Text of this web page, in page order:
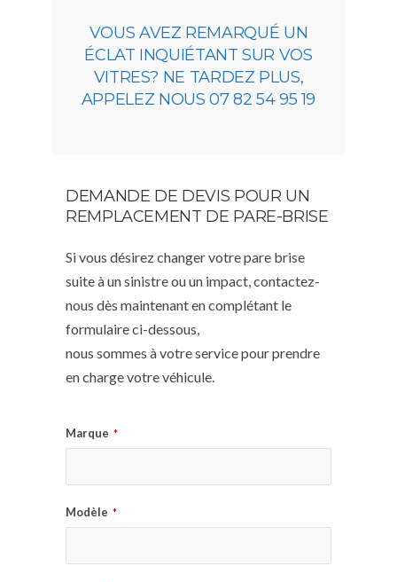
VOUS AVEZ REMARQUÉ UN
ÉCLAT INQUIÉTANT SUR VOS
VITRES? NE TARDEZ PLUS,
APPELEZ NOUS 07 82 54 95 19
DEMANDE DE DEVIS POUR UN
REMPLACEMENT DE PARE-BRISE
Si vous désirez changer votre pare brise
suite à un sinistre ou un impact, contactez-
nous dès maintenant en complétant le
formulaire ci-dessous,
nous sommes à votre service pour prendre
en charge votre véhicule.
Marque *
Modèle *